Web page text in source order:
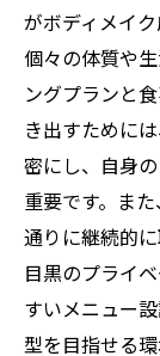
がボディメイ
個々の体質や
ングプランと
き出すために
密にし、自身
重要です。ま
通りに継続的
目黒のプライ
すいメニュー
型を目指せる